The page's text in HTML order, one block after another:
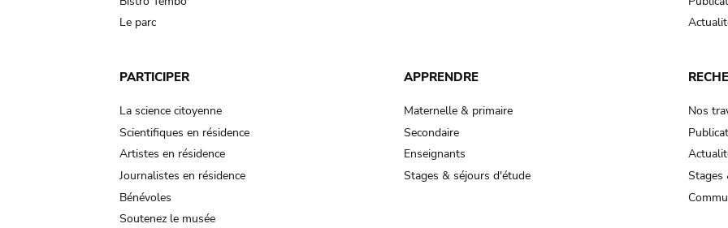
Le parc
PARTICIPER
La science citoyenne
Scientifiques en résidence
Artistes en résidence
Journalistes en résidence
Bénévoles
Soutenez le musée
APPRENDRE
Maternelle & primaire
Secondaire
Enseignants
Stages & séjours d'étude
Nos
Stages